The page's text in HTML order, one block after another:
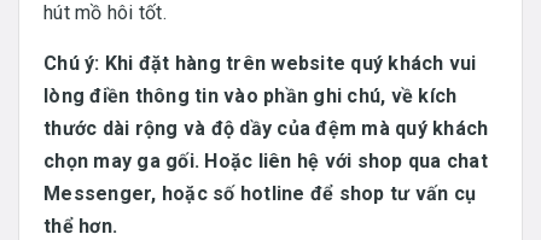
hút mồ hôi tốt.
Chú ý: Khi đặt hàng trên website quý khách vui
lòng điền thông tin vào phần ghi chú, về kích
thước dài rộng và độ dầy của đệm mà quý khách
chọn may ga gối. Hoặc liên hệ với shop qua chat
Messenger, hoặc số hotline để shop tư vấn cụ
thể hơn.